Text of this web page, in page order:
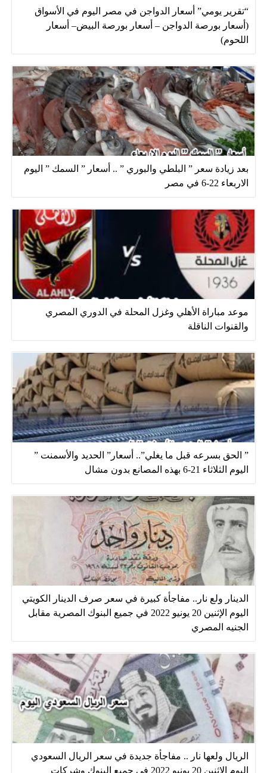
“تقرير يومي” أسعار الدواجن في مصر اليوم في الأسواق
(أسعار بورصة الدواجن – أسعار بورصة البيض– أسعار
اللحوم)
بعد زيادة سعر ” البلطي والبوري ” .. أسعار ” السمك ” اليوم
الاربعاء 22-6 في مصر
موعد مباراة الأهلي وغزل المحلة في الدوري المصري
والقنوات الناقلة
” الحق بسرعه قبل ما يغلي”.. أسعار” الحديد والأسمنت ”
اليوم الثلاثاء 21-6 بهذه المصانع بدون مشال
الدينار ولع نار.. مفاجأة كبيرة في سعر صرف الدينار الكويتي
اليوم الإثنين 20 يونيو 2022 في جميع البنوك المصرية مقابل
الجنيه المصري
الريال ولعها نار .. مفاجأة جديدة في سعر الريال السعودي
اليوم الإثنين 20 يونيو 2022 في جميع البنوك وشركات